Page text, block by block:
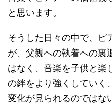
と思います。
そうした日々の中で、ピ
が、父親への執着への裏
はなく、音楽を子供と楽
の絆をより強くしていく
変化が見られるのではな